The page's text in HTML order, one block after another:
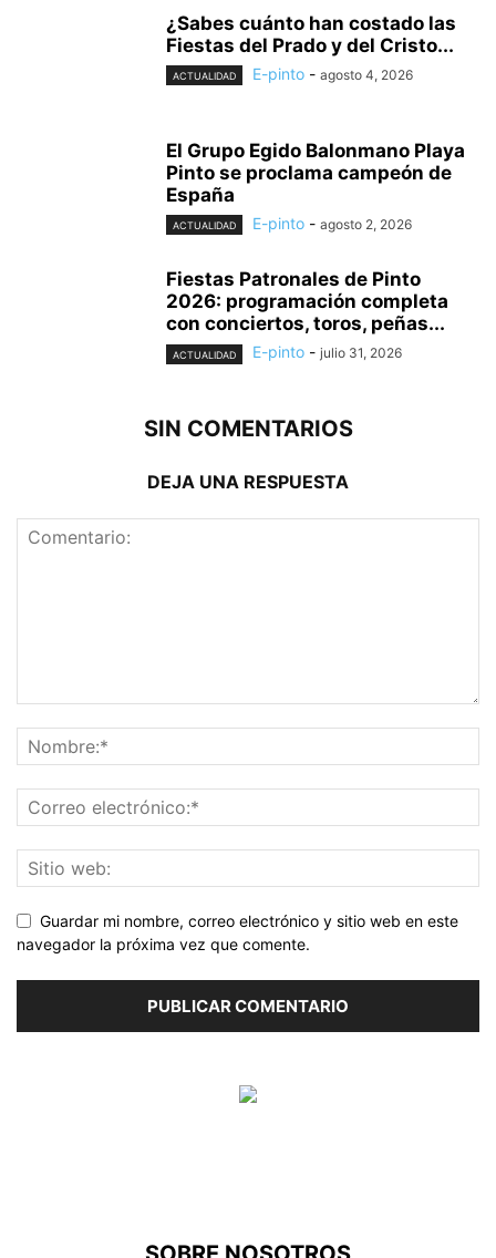
¿Sabes cuánto han costado las
Fiestas del Prado y del Cristo...
ACTUALIDAD E-pinto - agosto 4, 2026
El Grupo Egido Balonmano Playa
Pinto se proclama campeón de
España
ACTUALIDAD E-pinto - agosto 2, 2026
Fiestas Patronales de Pinto
2026: programación completa
con conciertos, toros, peñas...
ACTUALIDAD E-pinto - julio 31, 2026
SIN COMENTARIOS
DEJA UNA RESPUESTA
Guardar mi nombre, correo electrónico y sitio web en este
navegador la próxima vez que comente.